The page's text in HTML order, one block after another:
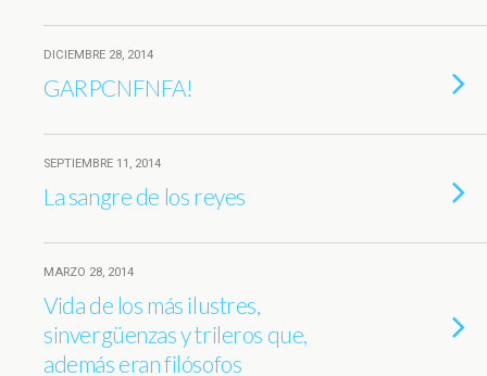
DICIEMBRE 28, 2014
GARPCNFNFA!
SEPTIEMBRE 11, 2014
La sangre de los reyes
MARZO 28, 2014
Vida de los más ilustres,
sinvergüenzas y trileros que,
además eran filósofos